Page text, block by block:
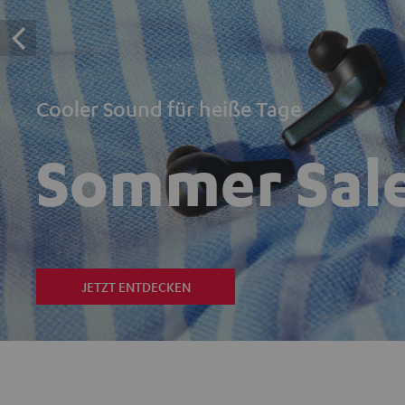
Cooler Sound für heiße Tage
Sommer
JETZT ENTDECKEN